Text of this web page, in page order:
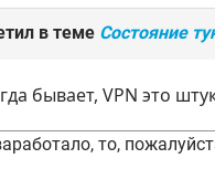
в теме Состояние
бывает, VPN это
то,